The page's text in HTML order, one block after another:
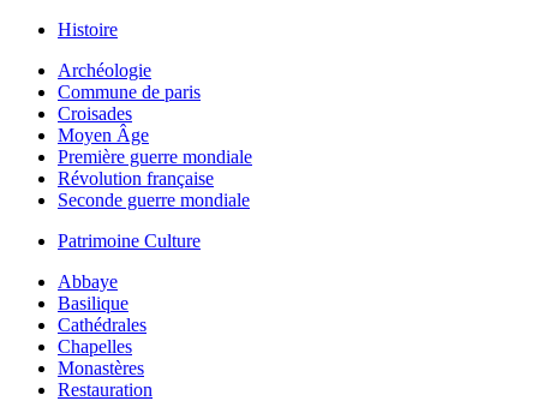
Histoire
Archéologie
Commune de paris
Croisades
Moyen Âge
Première guerre mondiale
Révolution française
Seconde guerre mondiale
Patrimoine Culture
Abbaye
Basilique
Cathédrales
Chapelles
Monastères
Restauration